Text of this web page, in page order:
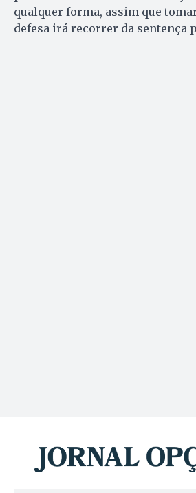
qualquer forma, assim que
defesa irá recorrer da sentença